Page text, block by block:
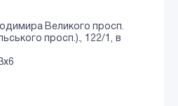
Великого просп.
просп.)., 122/1, в